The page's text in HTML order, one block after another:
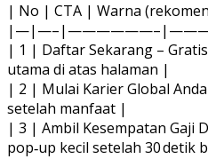
| No | CTA | Warna
| 1 | Daftar Sekarang –
utama di atas halaman |
| 2 | Mulai Karier Global
setelah manfaat |
| 3 | Ambil Kesempatan Gaji
pop‑up kecil setelah 30 detik